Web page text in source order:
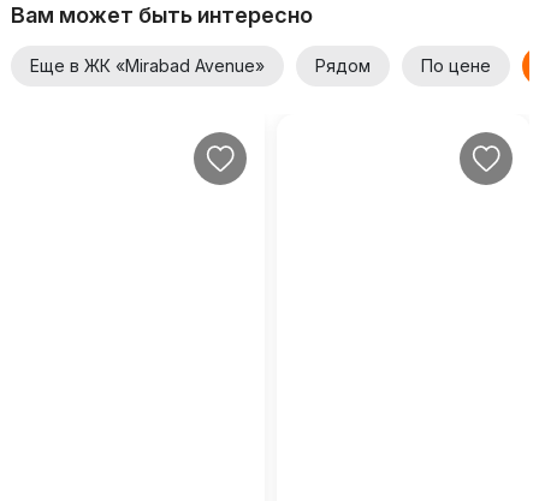
Вам может быть интересно
Еще в ЖК «Mirabad Avenue» Рядом По цене